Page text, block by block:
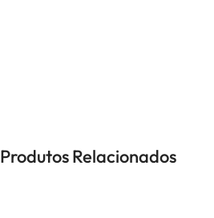
Produtos Relacionados